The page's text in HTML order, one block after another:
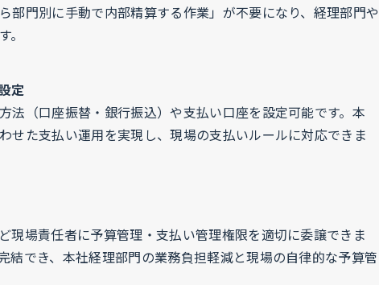
部門別に手動で内部精算する作業」が不要になり、経理部門や
定
法（口座振替・銀行振込）や支払い口座を設定可能です。本
せた支払い運用を実現し、現場の支払いルールに対応できま
現場責任者に予算管理・支払い管理権限を適切に委譲できま
結でき、本社経理部門の業務負担軽減と現場の自律的な予算管